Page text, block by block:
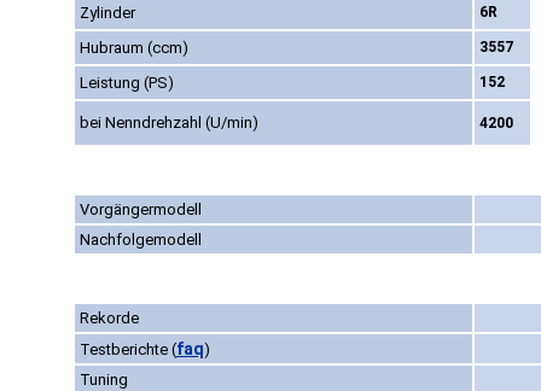
Zylinder 6R
Hubraum (ccm) 3557
Leistung (PS) 152
bei Nenndrehzahl (U/min) 4200
Vorgängermodell
Nachfolgemodell
Rekorde
Testberichte (faq)
Tuning